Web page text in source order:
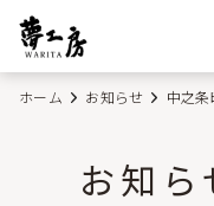
ホーム お知らせ 中之
お知ら